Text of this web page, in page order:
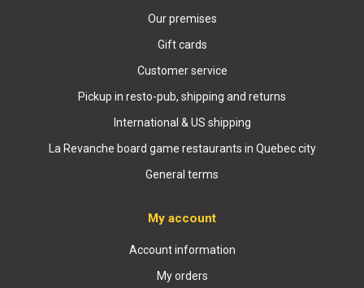
Our premises
Gift cards
Customer service
Pickup in resto-pub, shipping and returns
International & US shipping
La Revanche board game restaurants in Quebec city
General terms
My account
Account information
My orders